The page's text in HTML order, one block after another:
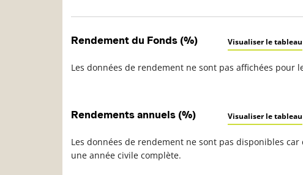
Rendement du Fonds (%) Visualiser le tableau
Les données de rendement ne sont pas affichées pour
Rendements annuels (%) Visualiser le tableau
Les données de rendement ne sont pas disponibles car
une année civile complète.